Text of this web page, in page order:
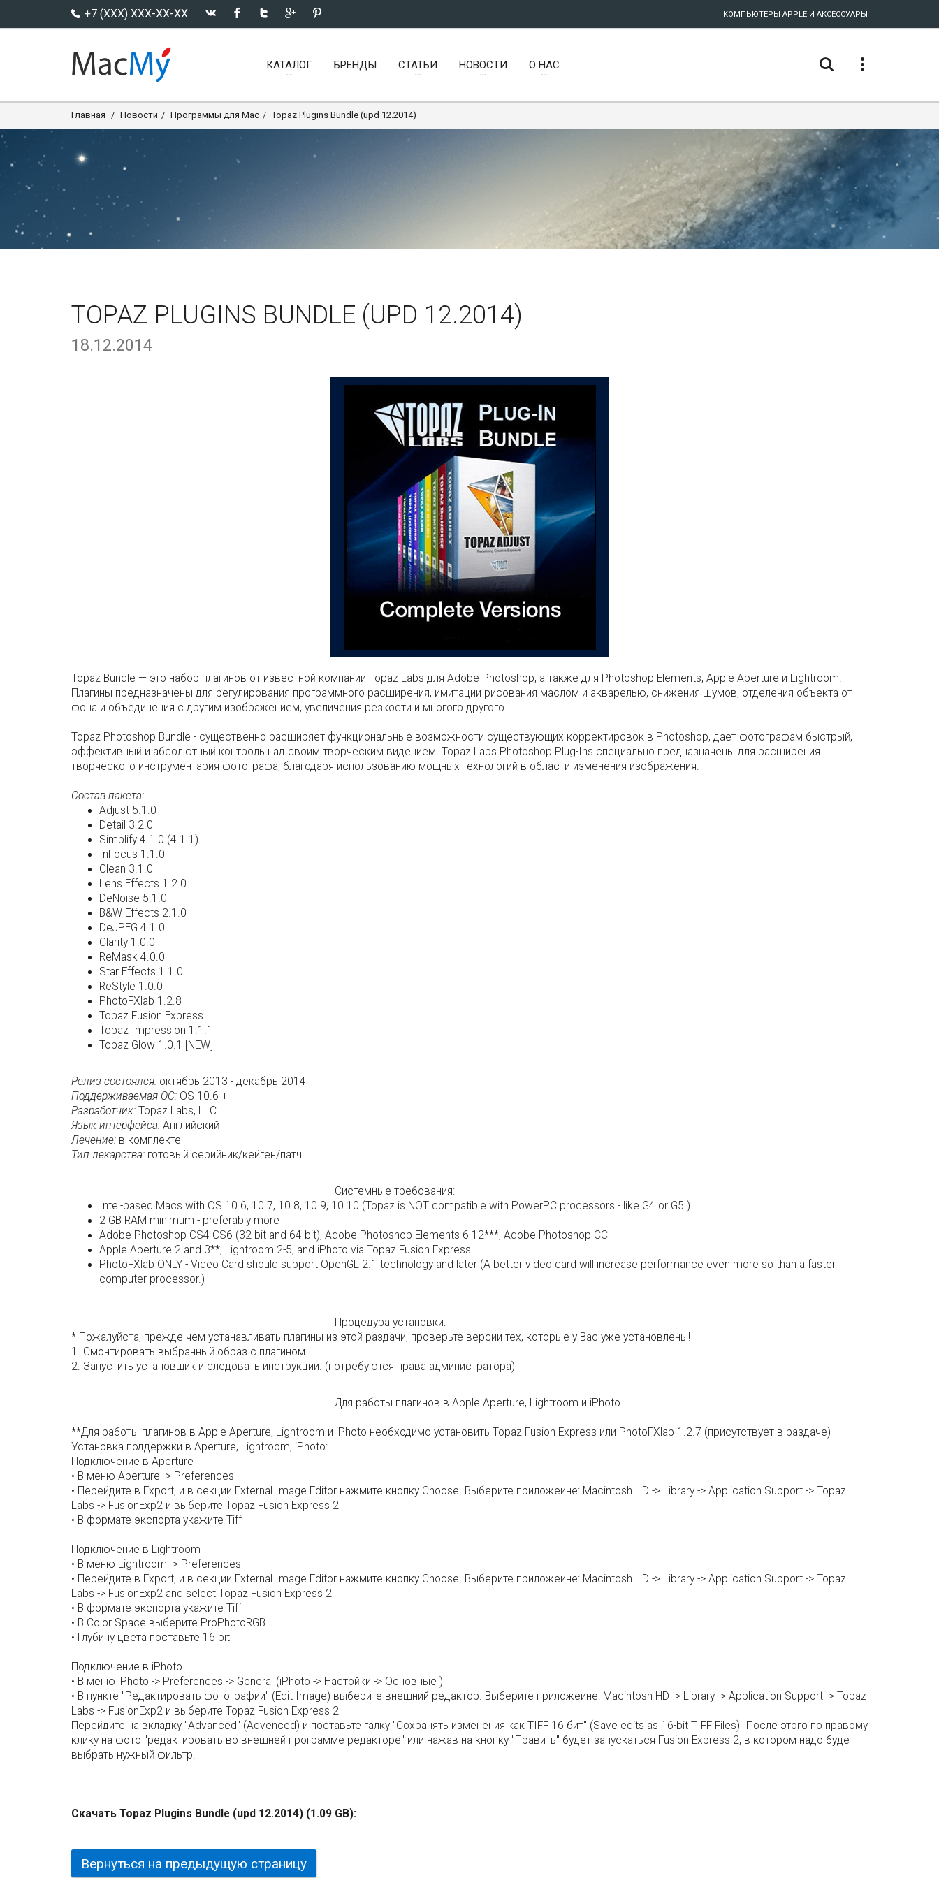
+7 (XXX) XXX-XX-XX КОМПЬЮТЕРЫ APPLE И АКСЕССУАРЫ
КАТАЛОГ БРЕНДЫ СТАТЬИ НОВОСТИ О НАС
Главная Новости Программы для Mac Topaz Plugins Bundle (upd 12.2014)
TOPAZ PLUGINS BUNDLE (UPD 12.2014)
18.12.2014
Topaz Bundle — это набор плагинов от известной компании Topaz Labs для Adobe Photoshop, а также для Photoshop Elements, Apple Aperture и Lightroom.
Плагины предназначены для регулирования программного расширения, имитации рисования маслом и акварелью, снижения шумов, отделения объекта от
фона и объединения с другим изображением, увеличения резкости и многого другого.
Topaz Photoshop Bundle - существенно расширяет функциональные возможности существующих корректировок в Photoshop, дает фотографам быстрый,
эффективный и абсолютный контроль над своим творческим видением. Topaz Labs Photoshop Plug-Ins специально предназначены для расширения
творческого инструментария фотографа, благодаря использованию мощных технологий в области изменения изображения.
Состав пакета:
Adjust 5.1.0
Detail 3.2.0
Simplify 4.1.0 (4.1.1)
InFocus 1.1.0
Clean 3.1.0
Lens Effects 1.2.0
DeNoise 5.1.0
B&W Effects 2.1.0
DeJPEG 4.1.0
Clarity 1.0.0
ReMask 4.0.0
Star Effects 1.1.0
ReStyle 1.0.0
PhotoFXlab 1.2.8
Topaz Fusion Express
Topaz Impression 1.1.1
Topaz Glow 1.0.1 [NEW]
Релиз состоялся: октябрь 2013 - декабрь 2014
Поддерживаемая ОС: OS 10.6 +
Разработчик: Topaz Labs, LLC.
Язык интерфейса: Английский
Лечение: в комплекте
Тип лекарства: готовый серийник/кейген/патч
Системные требования:
Intel-based Macs with OS 10.6, 10.7, 10.8, 10.9, 10.10 (Topaz is NOT compatible with PowerPC processors - like G4 or G5.)
2 GB RAM minimum - preferably more
Adobe Photoshop CS4-CS6 (32-bit and 64-bit), Adobe Photoshop Elements 6-12***, Adobe Photoshop СС
Apple Aperture 2 and 3**, Lightroom 2-5, and iPhoto via Topaz Fusion Express
PhotoFXlab ONLY - Video Card should support OpenGL 2.1 technology and later (A better video card will increase performance even more so than a faster
computer processor.)
Процедура установки:
* Пожалуйста, прежде чем устанавливать плагины из этой раздачи, проверьте версии тех, которые у Вас уже установлены!
1. Смонтировать выбранный образ с плагином
2. Запустить установщик и следовать инструкции. (потребуются права администратора)
Для работы плагинов в Apple Aperture, Lightroom и iPhoto
**Для работы плагинов в Apple Aperture, Lightroom и iPhoto необходимо установить Topaz Fusion Express или PhotoFXlab 1.2.7 (присутствует в раздаче)
Установка поддержки в Aperture, Lightroom, iPhoto:
Подключение в Aperture
• В меню Aperture -> Preferences
• Перейдите в Export, и в секции External Image Editor нажмите кнопку Choose. Выберите приложеине: Macintosh HD -> Library -> Application Support -> Topaz
Labs -> FusionExp2 и выберите Topaz Fusion Express 2
• В формате экспорта укажите Tiff
Подключение в Lightroom
• В меню Lightroom -> Preferences
• Перейдите в Export, и в секции External Image Editor нажмите кнопку Choose. Выберите приложеине: Macintosh HD -> Library -> Application Support -> Topaz
Labs -> FusionExp2 and select Topaz Fusion Express 2
• В формате экспорта укажите Tiff
• В Color Space выберите ProPhotoRGB
• Глубину цвета поставьте 16 bit
Подключение в iPhoto
• В меню iPhoto -> Preferences -> General (iPhoto -> Настойки -> Основные )
• В пункте "Редактировать фотографии" (Edit Image) выберите внешний редактор. Выберите приложеине: Macintosh HD -> Library -> Application Support -> Topaz
Labs -> FusionExp2 и выберите Topaz Fusion Express 2
Перейдите на вкладку "Advanced" (Advenced) и поставьте галку "Сохранять изменения как TIFF 16 бит" (Save edits as 16-bit TIFF Files) После этого по правому
клику на фото "редактировать во внешней программе-редакторе" или нажав на кнопку "Править" будет запускаться Fusion Express 2, в котором надо будет
выбрать нужный фильтр.
Скачать Topaz Plugins Bundle (upd 12.2014) (1.09 GB):
Вернуться на предыдущую страницу